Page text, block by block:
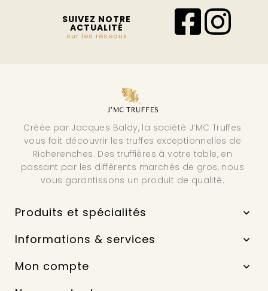
SUIVEZ NOTRE
ACTUALITÉ
sur les réseaux
Créée par Jacques Baldy, la société J’MC Truffes
vous fait découvrir les truffes exceptionnelles de
Richerenches. Des truffières à votre table, en
passant par les différents marchés de gros, nous
vous garantissons un produit de qualité.
Produits et spécialités 
Informations & services 
Mon compte 